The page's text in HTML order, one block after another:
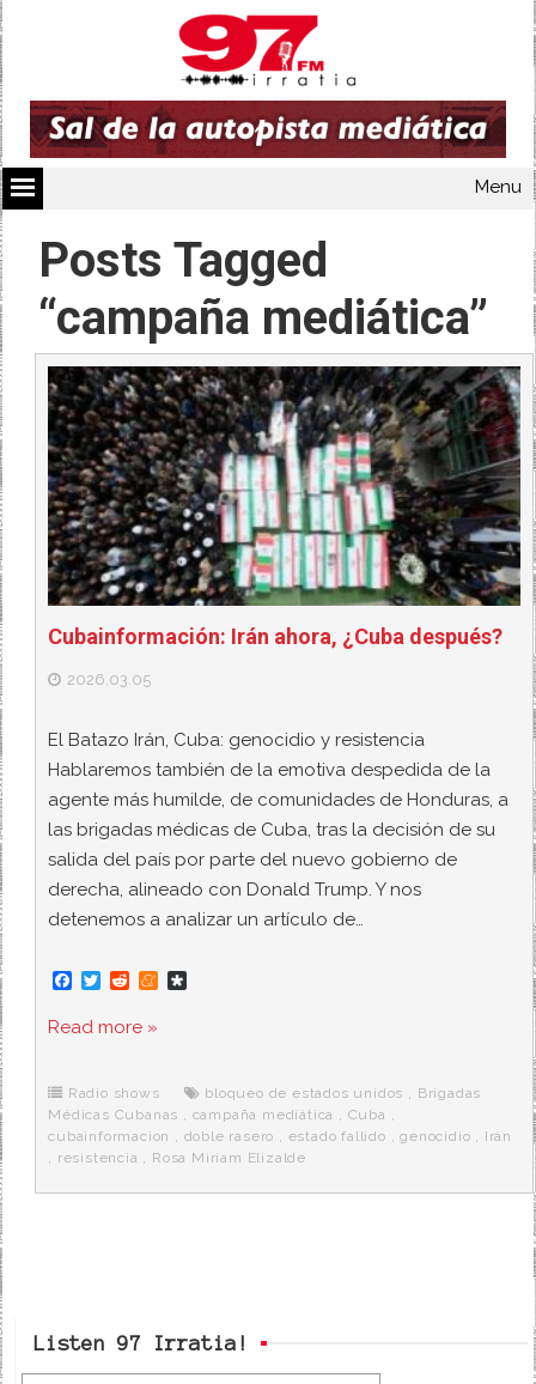
Menu
Posts Tagged
“campaña mediática”
Cubainformación: Irán ahora, ¿Cuba después?
2026.03.05
El Batazo Irán, Cuba: genocidio y resistencia
Hablaremos también de la emotiva despedida de la
agente más humilde, de comunidades de Honduras, a
las brigadas médicas de Cuba, tras la decisión de su
salida del país por parte del nuevo gobierno de
derecha, alineado con Donald Trump. Y nos
detenemos a analizar un artículo de…
F
c
e
o
k
T
i
t
r
R
d
d
M
e
r
a
Read more »
Radio shows bloqueo de estados unidos , Brigadas
Médicas Cubanas , campaña mediática , Cuba ,
cubainformacion , doble rasero , estado fallido ,genocidio , Irán
, resistencia , Rosa Miriam Elizalde
Listen 97 Irratia!